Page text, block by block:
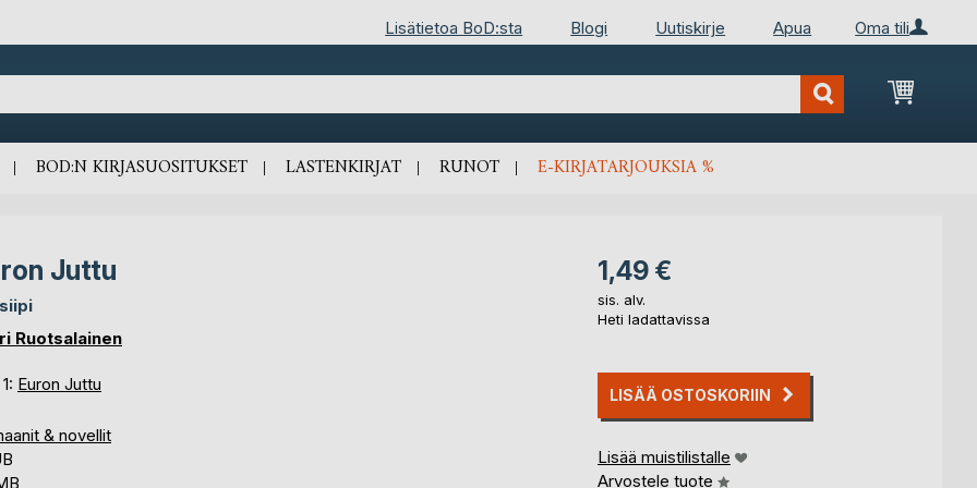
Oma tili
Lisätietoa BoD:sta Blogi Uutiskirje Apua
BOD:N KIRJASUOSITUKSET LASTENKIRJAT RUNOT E-KIRJATARJOUKSIA %
Juttu
Ruotsalainen
Euron Juttu
& novellit
1,49 €
sis. alv.
Heti ladattavissa
LISÄÄ OSTOSKORIIN
Lisää muistilistalle
Arvostele tuote